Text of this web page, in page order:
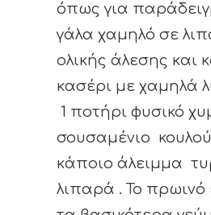
όπως για
γάλα χαμηλό σε
ολικής άλεσης και
κασέρι με χαμηλά
1 ποτήρι φυσικό
σουσαμένιο
κάποιο άλειμμα
λιπαρά . Το πρωινό